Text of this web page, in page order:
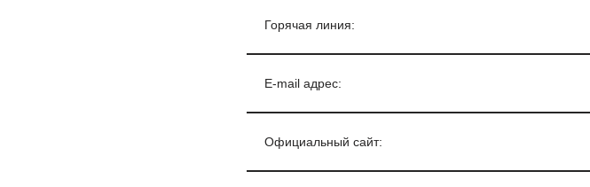
Горячая линия:
E-mail адрес:
Официальный сайт: